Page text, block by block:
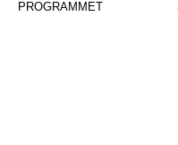
PROGRAMMET